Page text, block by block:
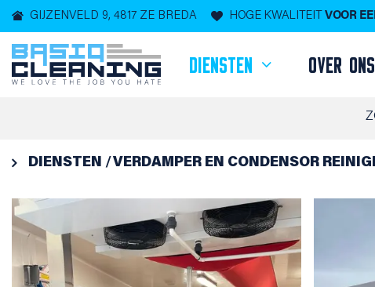
GIJZENVELD 9, 4817 ZE BREDA HOGE KWALITEITVOOR
DIENSTEN OVER ONS
 DIENSTEN VERDAMPER EN CONDENSOR